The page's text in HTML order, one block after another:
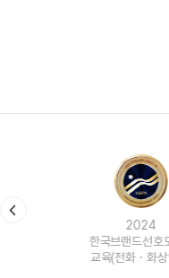
한국브랜드선호도 1위
교육(전화ㆍ화상영어)